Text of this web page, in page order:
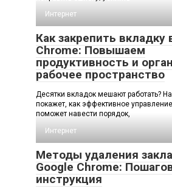
Интернет
Как закрепить вкладку
Chrome: Повышаем
продуктивность и
рабочее пространство
Десятки вкладок мешают работать?
покажет, как эффективное
поможет навести порядок,
Интернет
Методы удаления
Google Chrome:
инструкция